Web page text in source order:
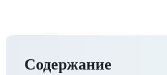
Содержание